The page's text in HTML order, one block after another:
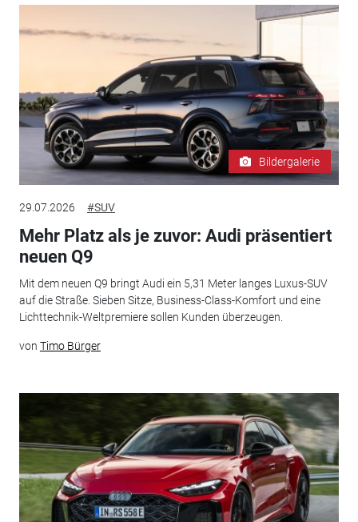
Bildergalerie
29.07.2026 #SUV
Mehr Platz als je zuvor: Audi präsentiert
neuen Q9
Mit dem neuen Q9 bringt Audi ein 5,31 Meter langes Luxus-SUV
auf die Straße. Sieben Sitze, Business-Class-Komfort und eine
Lichttechnik-Weltpremiere sollen Kunden überzeugen.
von Timo Bürger